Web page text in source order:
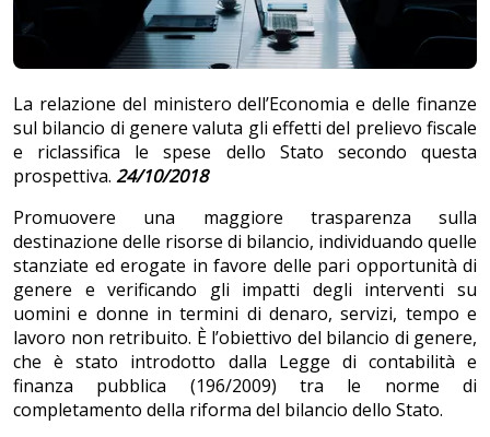
La relazione del ministero dell’Economia e delle finanze
sul bilancio di genere valuta gli effetti del prelievo fiscale
e riclassifica le spese dello Stato secondo questa
prospettiva. 24/10/2018
Promuovere una maggiore trasparenza sulla
destinazione delle risorse di bilancio, individuando quelle
stanziate ed erogate in favore delle pari opportunità di
genere e verificando gli impatti degli interventi su
uomini e donne in termini di denaro, servizi, tempo e
lavoro non retribuito. È l’obiettivo del bilancio di genere,
che è stato introdotto dalla Legge di contabilità e
finanza pubblica (196/2009) tra le norme di
completamento della riforma del bilancio dello Stato.